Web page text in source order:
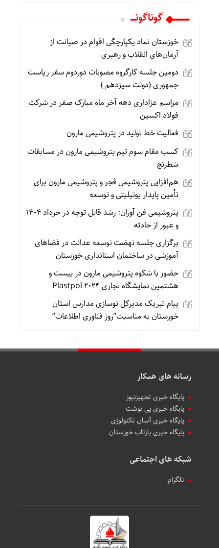
گوناگونـــــ
خوزستان نماد یکپارچگی اقوام در صیانت از
آرمان‌های انقلاب و رهبری
دومین جلسه کارگروه مصوبات دوردوم سفر ریاست
جمهوری (دولت سیزدهم )
مراسم عزاداری دهه آخر ماه مبارک صفر در شرکت
فولاد اکسین
فعالیت خط تولید در پتروشیمی مارون
کسب مقام سوم تیم پتروشیمی مارون در مسابقات
شطرنج
هم‌افزایى پتروشیمی فجر و پتروشیمی مارون براى
تأمین پایدار یوتیلیتى و توسعه
پتروشیمی فن آوران: رشد قابل توجه در خرداد ۱۴۰۴
و عبور از حادثه
برگزاری جلسه نهضت توسعه عدالت در فضاهای
آموزشی در ساختمان استانداری خوزستان
حضور با شکوه پتروشیمی مارون در بیست و
هشتمین نمایشگاه تجاری Plastpol 2024
پیام تبریک مدیرکل نوسازی مدارس استان
خوزستان به مناسبت”روز فناوری اطلاعات”
رسانه های همکار
پایگاه خبری تجهیزنیوز
پایگاه خبری پی نوشت
پایگاه خبری آسان تکنولوژی
پایگاه خبری بازتاب خوزستان
شبکه های اجتماعی
تلگرام